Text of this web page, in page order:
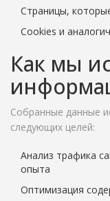
Страницы,
Cookies и
Как мы
Собранные данные
следующих целей:
Анализ трафика
опыта
Оптимизация